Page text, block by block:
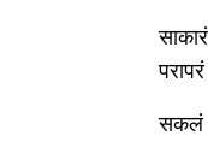
सकलं